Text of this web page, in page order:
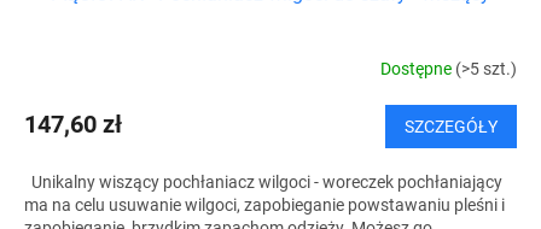
Dostępne (>5 szt.)
147,60 zł SZCZEGÓŁY
Unikalny wiszący pochłaniacz wilgoci - woreczek pochłaniający
ma na celu usuwanie wilgoci, zapobieganie powstawaniu pleśni i